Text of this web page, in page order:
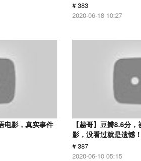
# 383
2020-06-18 10:27
电影，真实事件
【越哥】豆瓣8.6分
影，没看过就是遗憾！
# 387
2020-06-10 05:15